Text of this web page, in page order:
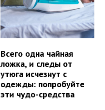
Всего одна чайная
ложка, и следы от
утюга исчезнут с
одежды: попробуйте
эти чудо-средства